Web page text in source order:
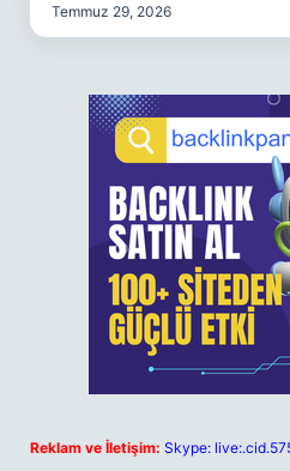
Temmuz 29, 2026
Reklam ve İletişim: Skype: